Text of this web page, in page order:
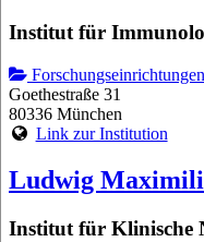
Institut für
Forschungseinrichtungen
Goethestraße 31
80336 München
Link zur Institution
Ludwig
Institut für Klinische